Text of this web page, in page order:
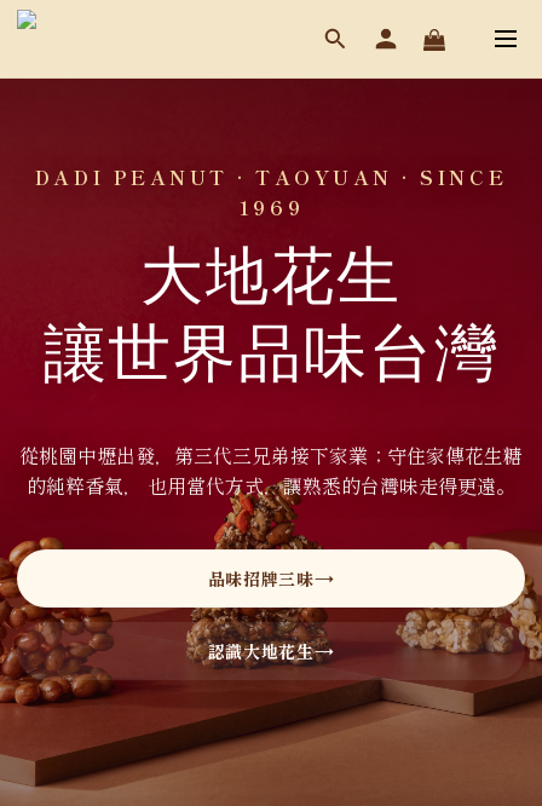
DADI PEANUT · TAOYUAN · SINCE
1969
大地花生
讓世界品味台灣
從桃園中壢出發，第三代三兄弟接下家業；守住家傳花生糖
的純粹香氣， 也用當代方式，讓熟悉的台灣味走得更遠。
品味招牌三味
認識大地花生